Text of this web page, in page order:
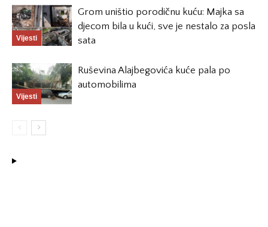
Vijesti
Grom uništio porodičnu kuću: Majka sa
djecom bila u kući, sve je nestalo za posla
sata
Vijesti
Ruševina Alajbegovića kuće pala po
automobilima